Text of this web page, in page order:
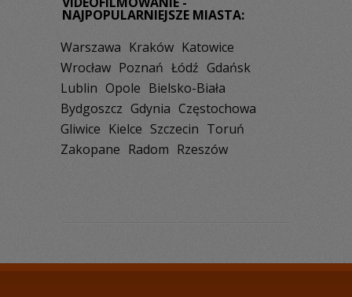
NAJPOPULARNIEJSZE MIASTA:
Warszawa Kraków Katowice
Wrocław Poznań Łódź Gdańsk
Lublin Opole Bielsko-Biała
Bydgoszcz Gdynia Częstochowa
Gliwice Kielce Szczecin Toruń
Zakopane Radom Rzeszów